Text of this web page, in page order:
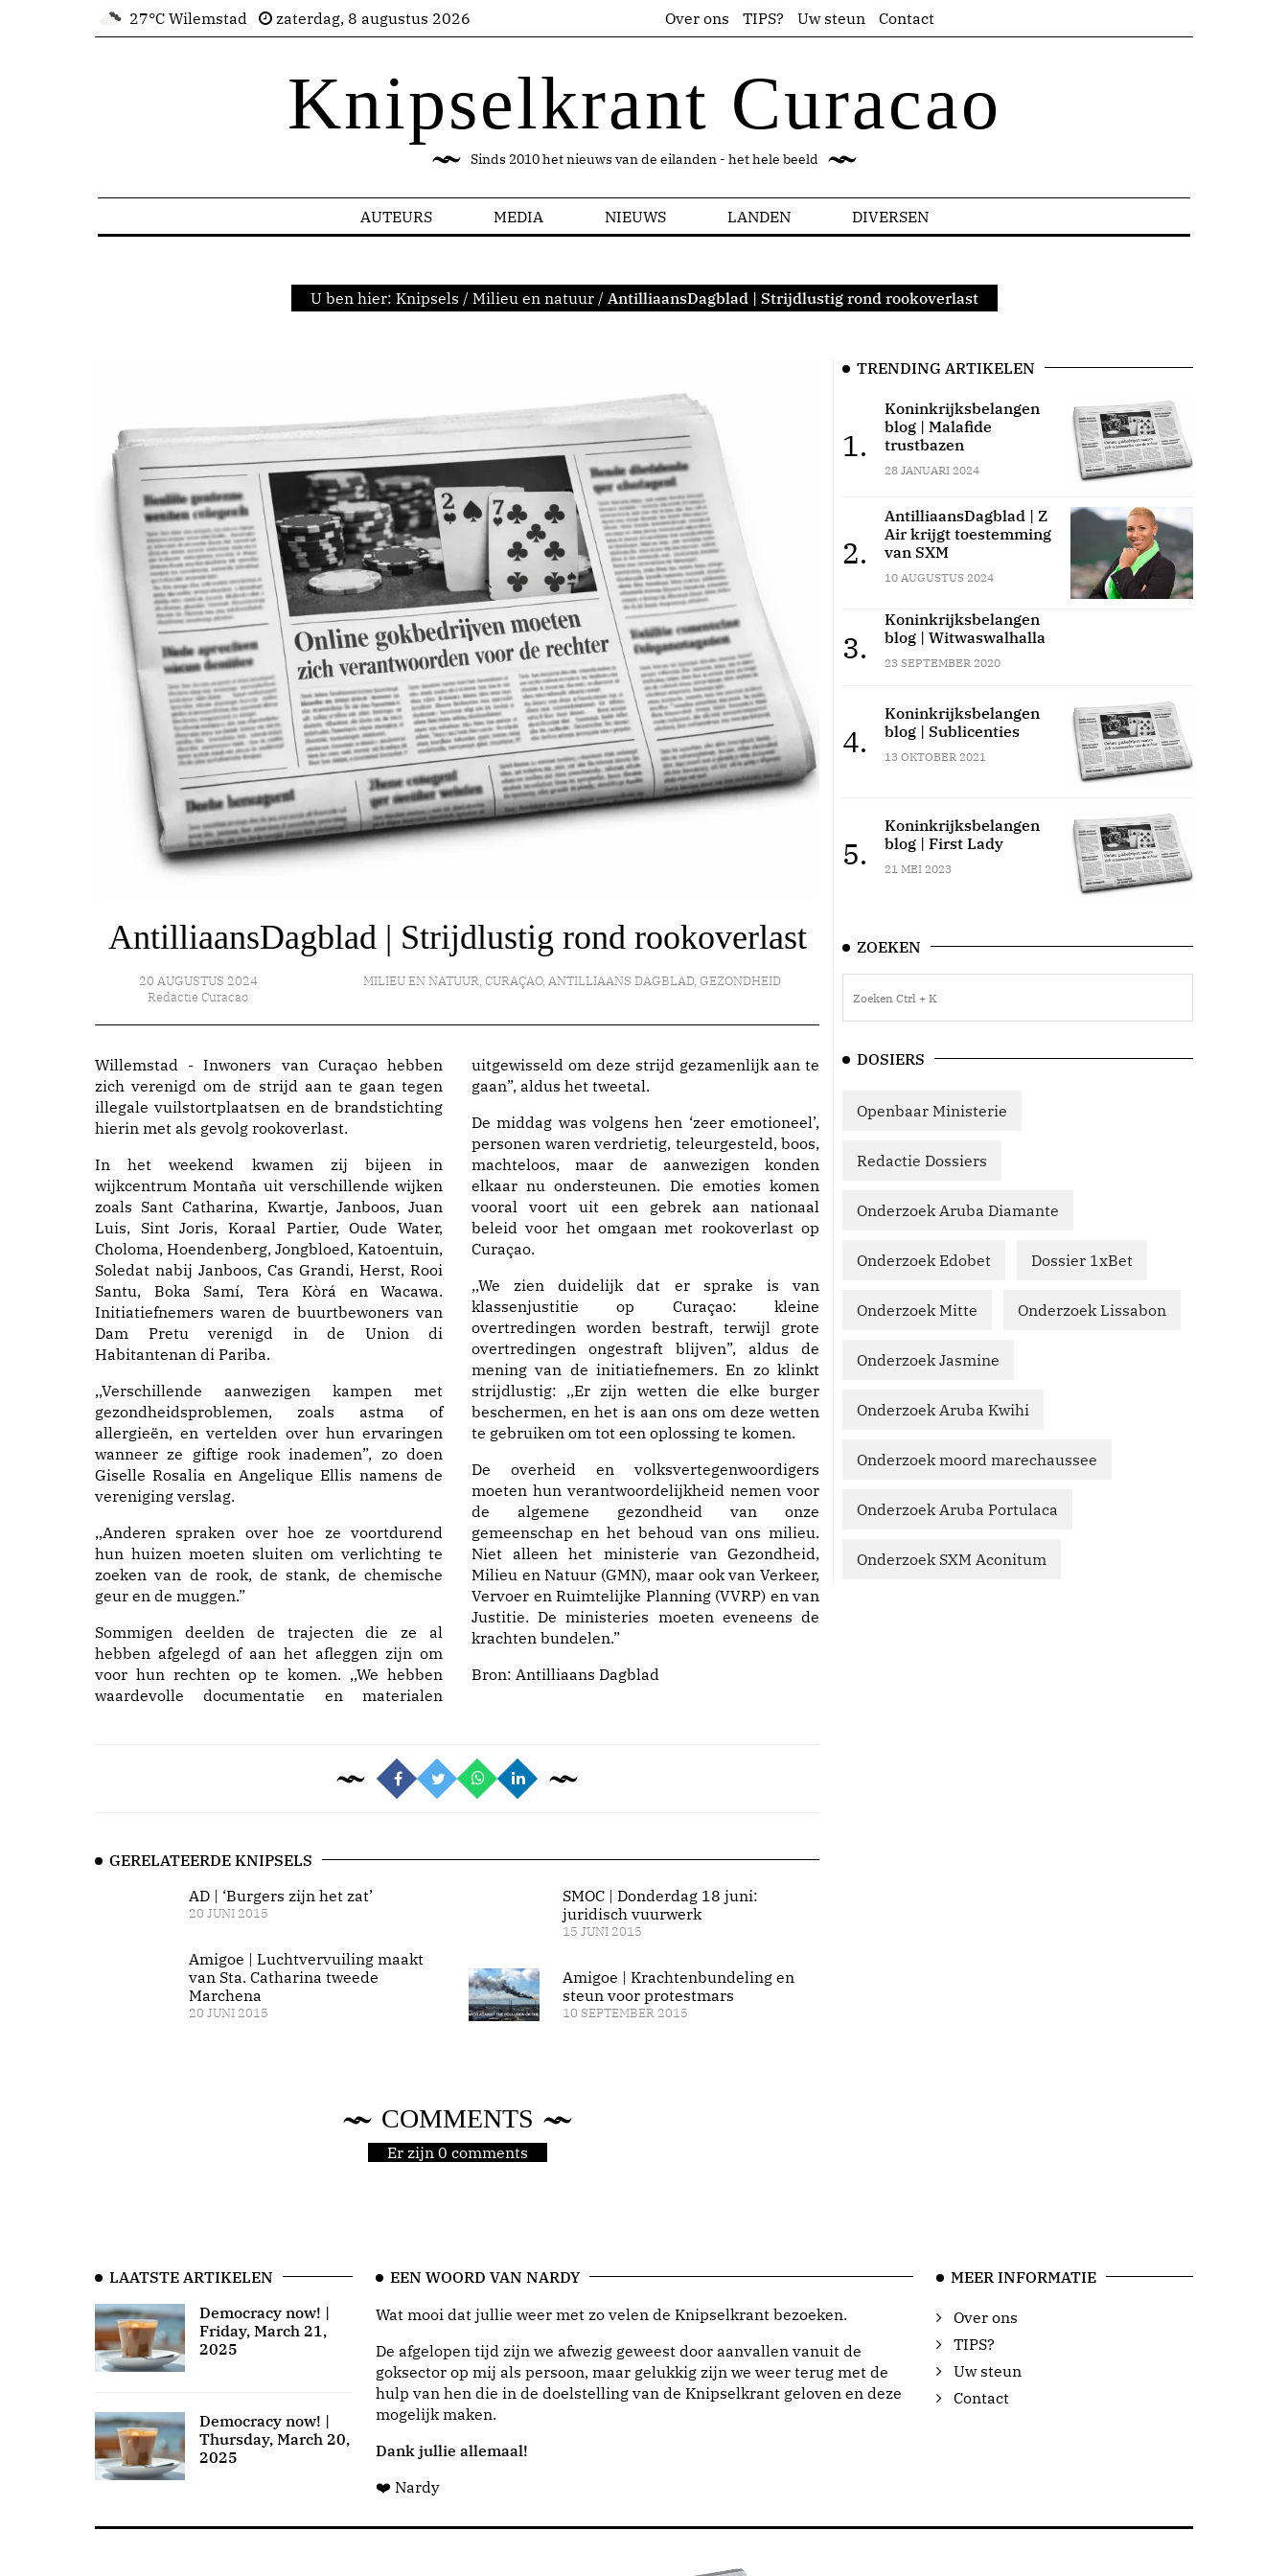
27°C Wilemstad zaterdag, 8 augustus 2026 Over ons TIPS? Uw steun Contact
Knipselkrant Curacao
Sinds 2010 het nieuws van de eilanden - het hele beeld
AUTEURS MEDIA NIEUWS LANDEN DIVERSEN
U ben hier: Knipsels / Milieu en natuur / AntilliaansDagblad | Strijdlustig rond rookoverlast
AntilliaansDagblad | Strijdlustig rond rookoverlast
20 AUGUSTUS 2024
Redactie Curacao
MILIEU EN NATUUR, CURAÇAO, ANTILLIAANS DAGBLAD, GEZONDHEID
Willemstad - Inwoners van Curaçao hebben
zich verenigd om de strijd aan te gaan tegen
illegale vuilstortplaatsen en de brandstichting
hierin met als gevolg rookoverlast.
In het weekend kwamen zij bijeen in
wijkcentrum Montaña uit verschillende wijken
zoals Sant Catharina, Kwartje, Janboos, Juan
Luis, Sint Joris, Koraal Partier, Oude Water,
Choloma, Hoendenberg, Jongbloed, Katoentuin,
Soledat nabij Janboos, Cas Grandi, Herst, Rooi
Santu, Boka Samí, Tera Kòrá en Wacawa.
Initiatiefnemers waren de buurtbewoners van
Dam Pretu verenigd in de Union di
Habitantenan di Pariba.
,,Verschillende aanwezigen kampen met
gezondheidsproblemen, zoals astma of
allergieën, en vertelden over hun ervaringen
wanneer ze giftige rook inademen”, zo doen
Giselle Rosalia en Angelique Ellis namens de
vereniging verslag.
,,Anderen spraken over hoe ze voortdurend
hun huizen moeten sluiten om verlichting te
zoeken van de rook, de stank, de chemische
geur en de muggen.”
Sommigen deelden de trajecten die ze al
hebben afgelegd of aan het afleggen zijn om
voor hun rechten op te komen. ,,We hebben
waardevolle documentatie en materialen
uitgewisseld om deze strijd gezamenlijk aan te
gaan”, aldus het tweetal.
De middag was volgens hen ‘zeer emotioneel’,
personen waren verdrietig, teleurgesteld, boos,
machteloos, maar de aanwezigen konden
elkaar nu ondersteunen. Die emoties komen
vooral voort uit een gebrek aan nationaal
beleid voor het omgaan met rookoverlast op
Curaçao.
,,We zien duidelijk dat er sprake is van
klassenjustitie op Curaçao: kleine
overtredingen worden bestraft, terwijl grote
overtredingen ongestraft blijven”, aldus de
mening van de initiatiefnemers. En zo klinkt
strijdlustig: ,,Er zijn wetten die elke burger
beschermen, en het is aan ons om deze wetten
te gebruiken om tot een oplossing te komen.
De overheid en volksvertegenwoordigers
moeten hun verantwoordelijkheid nemen voor
de algemene gezondheid van onze
gemeenschap en het behoud van ons milieu.
Niet alleen het ministerie van Gezondheid,
Milieu en Natuur (GMN), maar ook van Verkeer,
Vervoer en Ruimtelijke Planning (VVRP) en van
Justitie. De ministeries moeten eveneens de
krachten bundelen.”
Bron: Antilliaans Dagblad
GERELATEERDE KNIPSELS
AD | ‘Burgers zijn het zat’
20 JUNI 2015
Amigoe | Luchtvervuiling maakt
van Sta. Catharina tweede
Marchena
20 JUNI 2015
SMOC | Donderdag 18 juni:
juridisch vuurwerk
15 JUNI 2015
Amigoe | Krachtenbundeling en
steun voor protestmars
10 SEPTEMBER 2015
COMMENTS
Er zijn 0 comments
TRENDING ARTIKELEN
1.
Koninkrijksbelangen
blog | Malafide
trustbazen
28 JANUARI 2024
2.
AntilliaansDagblad | Z
Air krijgt toestemming
van SXM
10 AUGUSTUS 2024
3.
Koninkrijksbelangen
blog | Witwaswalhalla
23 SEPTEMBER 2020
4.
Koninkrijksbelangen
blog | Sublicenties
13 OKTOBER 2021
5.
Koninkrijksbelangen
blog | First Lady
21 MEI 2023
ZOEKEN
DOSIERS
Openbaar Ministerie
Redactie Dossiers
Onderzoek Aruba Diamante
Onderzoek Edobet Dossier 1xBet
Onderzoek Mitte Onderzoek Lissabon
Onderzoek Jasmine
Onderzoek Aruba Kwihi
Onderzoek moord marechaussee
Onderzoek Aruba Portulaca
Onderzoek SXM Aconitum
LAATSTE ARTIKELEN
Democracy now! |
Friday, March 21,
2025
Democracy now! |
Thursday, March 20,
2025
EEN WOORD VAN NARDY
Wat mooi dat jullie weer met zo velen de Knipselkrant bezoeken.
De afgelopen tijd zijn we afwezig geweest door aanvallen vanuit de
goksector op mij als persoon, maar gelukkig zijn we weer terug met de
hulp van hen die in de doelstelling van de Knipselkrant geloven en deze
mogelijk maken.
Dank jullie allemaal!
❤️ Nardy
MEER INFORMATIE
Over ons
TIPS?
Uw steun
Contact